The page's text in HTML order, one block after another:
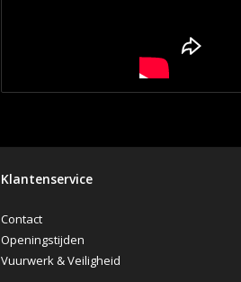
Klantenservice
Contact
Openingstijden
Vuurwerk & Veiligheid